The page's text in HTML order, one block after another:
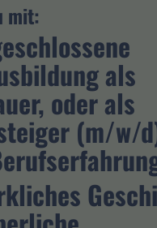
mit:
als
oder als
(m/w/